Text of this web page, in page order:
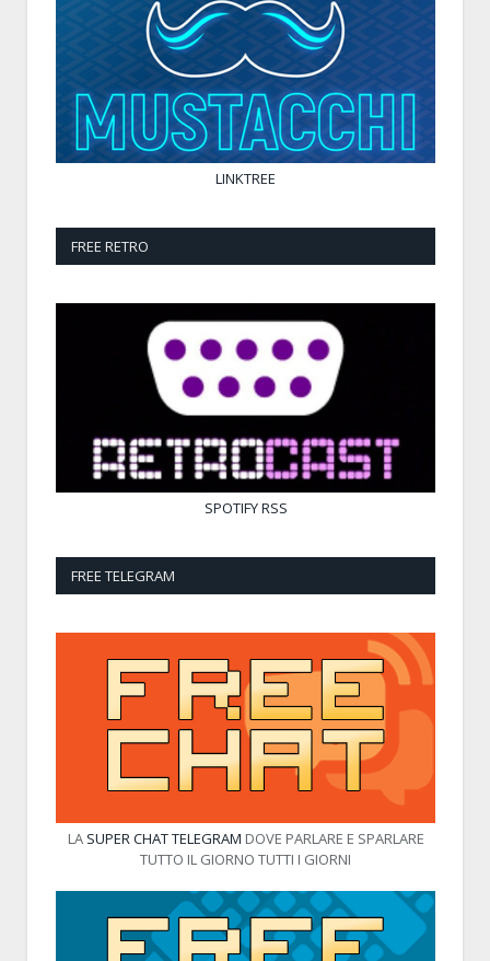
LINKTREE
FREE RETRO
SPOTIFYRSS
FREE TELEGRAM
LA SUPER CHAT TELEGRAM DOVE PARLARE E SPARLARE
TUTTO IL GIORNO TUTTI I GIORNI